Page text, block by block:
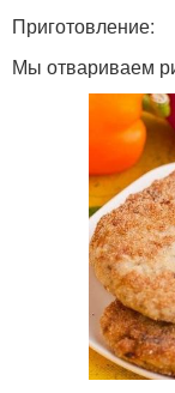
Приготовление:
Мы отвариваем